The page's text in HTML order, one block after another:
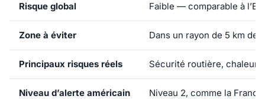
Risque global Faible — comparable à
Zone à éviter Dans un rayon de 5 km
Principaux risques réels Sécurité routière,
Niveau d’alerte américain Niveau 2, comme la